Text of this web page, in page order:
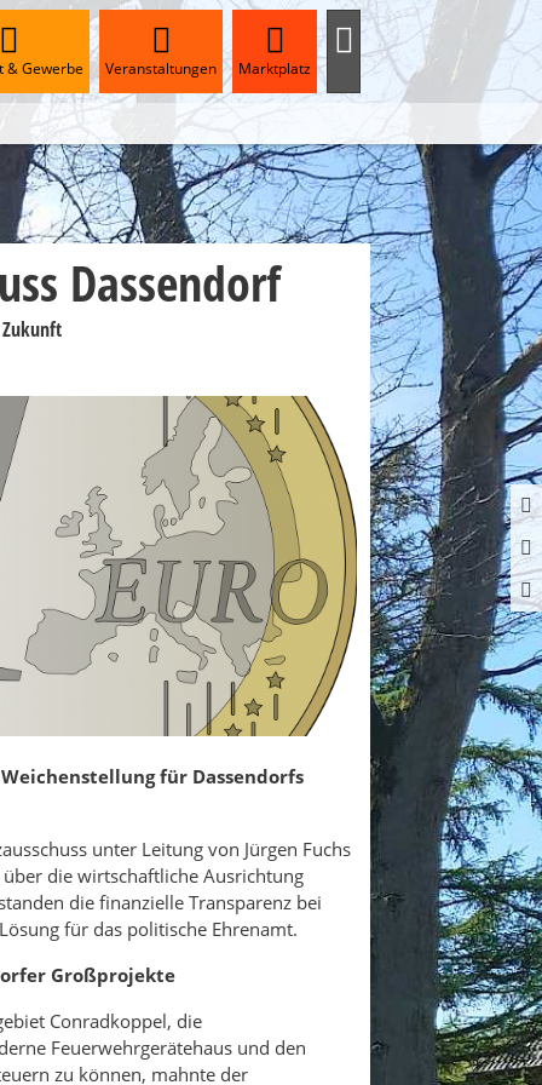
& Gewerbe Veranstaltungen Marktplatz
Dassendorf
für Dassendorfs
unter Leitung von Jürgen Fuchs
über die wirtschaftliche Ausrichtung
die finanzielle Transparenz bei
für das politische Ehrenamt.
Großprojekte
Conradkoppel, die
Feuerwehrgerätehaus und den
zu können, mahnte der